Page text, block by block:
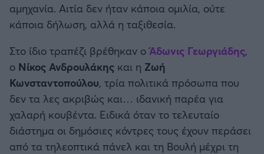
Μπαρτσελόνα
Ατλέτικο Μαδρίτης
Μάντσεστερ Γιουνάιτεντ
Μάντσεστερ Σίτι
αμηχανία. Αιτία δεν ήταν κάποια ομιλία, ούτε
κάποια δήλωση, αλλά η ταξιθεσία.
Στο ίδιο τραπέζι βρέθηκαν οΆδωνις Γεωργιάδης,
ο Νίκος Ανδρουλάκης και η Ζωή
Κωνσταντοπούλου, τρία πολιτικά πρόσωπα που
δεν τα λες ακριβώς και… ιδανική παρέα για
χαλαρή κουβέντα. Ειδικά όταν το τελευταίο
διάστημα οι δημόσιες κόντρες τους έχουν περάσει
από τα τηλεοπτικά πάνελ και τη Βουλή μέχρι τη